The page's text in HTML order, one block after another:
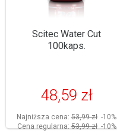
Scitec Water Cut
100kaps.
48,59 zł
Najniższa cena: 53,99 zł -10%
Cena regularna:53,99 zł -10%